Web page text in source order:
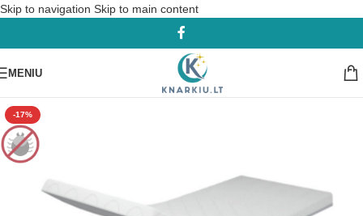
Skip to navigation Skip to main content
MENIU
-17%